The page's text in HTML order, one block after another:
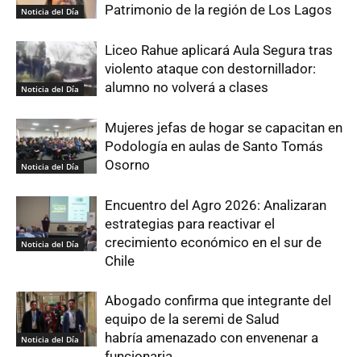
Noticia del Día
Patrimonio de la región de Los Lagos
Noticia del Día
Liceo Rahue aplicará Aula Segura tras
violento ataque con destornillador:
alumno no volverá a clases
Noticia del Día
Mujeres jefas de hogar se capacitan en
Podología en aulas de Santo Tomás
Osorno
Noticia del Día
Encuentro del Agro 2026: Analizaran
estrategias para reactivar el
crecimiento económico en el sur de
Chile
Noticia del Día
Abogado confirma que integrante del
equipo de la seremi de Salud
habría amenazado con envenenar a